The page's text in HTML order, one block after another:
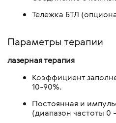
Тележка БТЛ
Параметры терапии
лазерная терапия
Коэффициент
10-90%.
Постоянная и
(диапазон частоты 0